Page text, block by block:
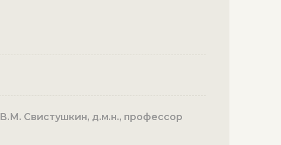
В.М. Свистушкин, д.м.н., профессор